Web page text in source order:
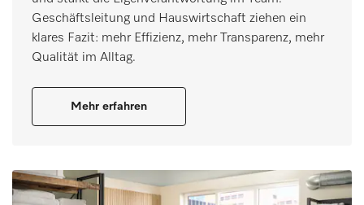
Geschäftsleitung und Hauswirtschaft ziehen ein
klares Fazit: mehr Effizienz, mehr Transparenz, mehr
Qualität im Alltag.
Mehr erfahren